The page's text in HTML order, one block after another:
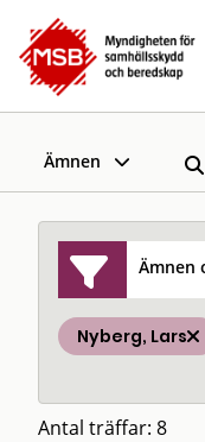
Ämnen
Ämnen
Nyberg, Lars
Antal träffar: 8